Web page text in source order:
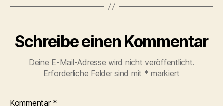
Schreibe einen Kommentar
Deine E-Mail-Adresse wird nicht veröffentlicht.
Erforderliche Felder sind mit * markiert
Kommentar *